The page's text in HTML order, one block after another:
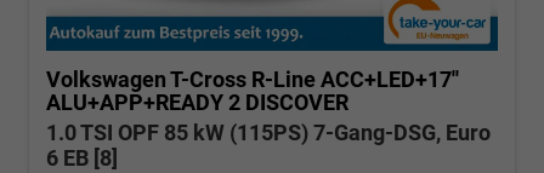
Volkswagen T-Cross R-Line ACC+LED+17''
ALU+APP+READY 2 DISCOVER
1.0 TSI OPF 85 kW (115PS) 7-Gang-DSG, Euro
6 EB [8]